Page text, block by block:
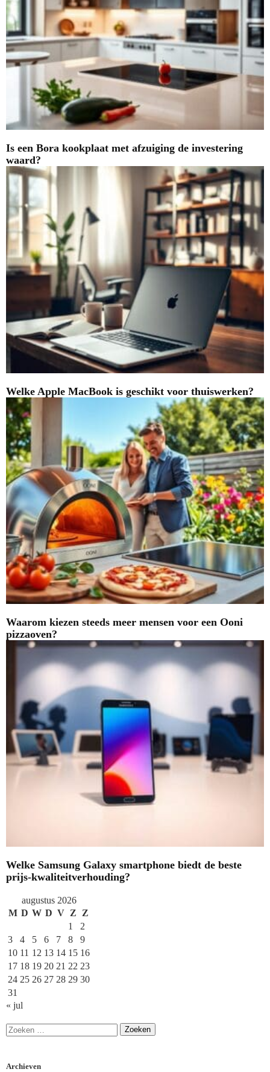
Is een Bora kookplaat met afzuiging de investering
waard?
Welke Apple MacBook is geschikt voor thuiswerken?
Waarom kiezen steeds meer mensen voor een Ooni
pizzaoven?
Welke Samsung Galaxy smartphone biedt de beste
prijs-kwaliteitverhouding?
augustus 2026
M D W D V Z Z
1
2
3
4 5 6 7 8
9
10 11 12 13 14 15 16
17 18 19 20 21 22 23
24 25 26 27 28 29 30
31
« jul
Archieven